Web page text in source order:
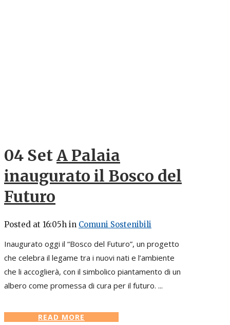
04 SetA Palaia
inaugurato il Bosco del
Futuro
Posted at 16:05h in Comuni Sostenibili
Inaugurato oggi il “Bosco del Futuro”, un progetto
che celebra il legame tra i nuovi nati e l’ambiente
che li accoglierà, con il simbolico piantamento di un
albero come promessa di cura per il futuro. ...
READ MORE